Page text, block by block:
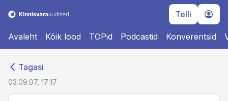
Telli
Avaleht Kõik lood TOPid Podcastid Konverentsid
Tagasi
03.09.07, 17:17